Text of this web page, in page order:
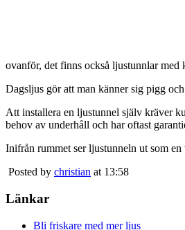
ovanför, det finns också ljustunnlar med
Dagsljus gör att man känner sig pigg
Att installera en ljustunnel själv kräver
behov av underhåll och har oftast
Inifrån rummet ser ljustunneln ut som
Posted by christian at 13:58
Länkar
Bli friskare med mer ljus